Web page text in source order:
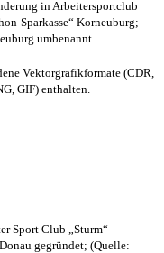
in Arbeitersportclub
Sparkasse“ Korneuburg;
umbenannt
Vektorgrafikformate (CDR,
GIF) enthalten.
Sport Club „Sturm“
gegründet; (Quelle: